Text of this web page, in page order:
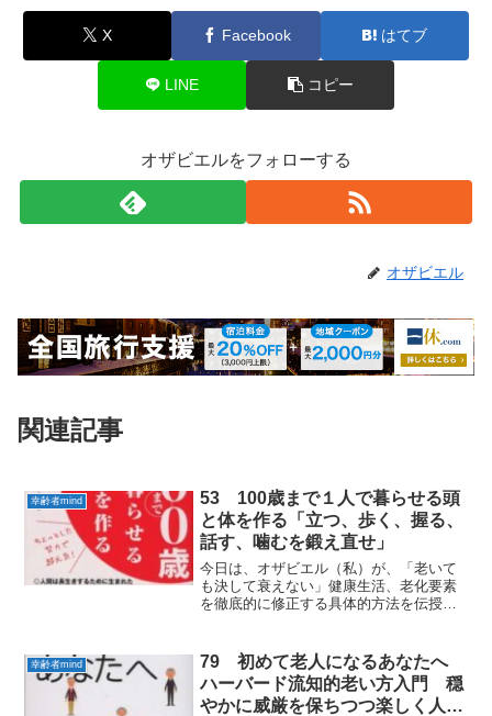
X Facebook はてブ
LINE コピー
オザビエルをフォローする
オザビエル
関連記事
幸齢者mind
53 100歳まで１人で暮らせる頭
と体を作る「立つ、歩く、握る、
話す、噛むを鍛え直せ」
今日は、オザビエル（私）が、「老いて
も決して衰えない」健康生活、老化要素
を徹底的に修正する具体的方法を伝授さ
せる頭と体を作る』から実践していきた
い「幸齢者min...
幸齢者mind
79 初めて老人になるあなたへ
ハーバード流知的老い方入門 穏
やかに威厳を保ちつつ楽しく人生